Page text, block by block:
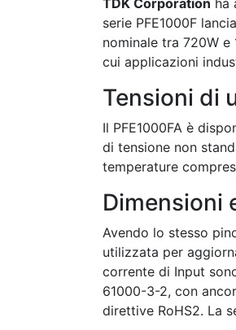
serie PFE1000F
nominale tra 720W
cui applicazioni
Tensioni di
Il PFE1000FA è
di tensione non
temperature
Dimensioni
Avendo lo stesso
utilizzata per
corrente di Input
61000-3-2, con
direttive RoHS2. La